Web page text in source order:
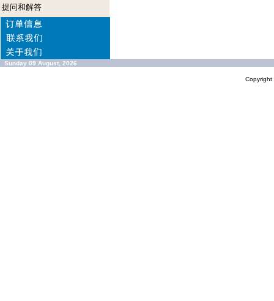
提问和解答
Sunday 09 August, 2026